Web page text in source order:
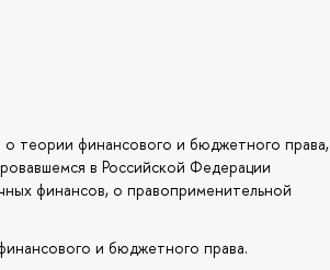
теории финансового и бюджетного права,
в Российской Федерации
финансов, о правоприменительной
и бюджетного права.